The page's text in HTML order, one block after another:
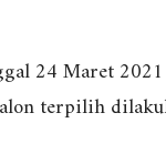
24 Maret
terpilih